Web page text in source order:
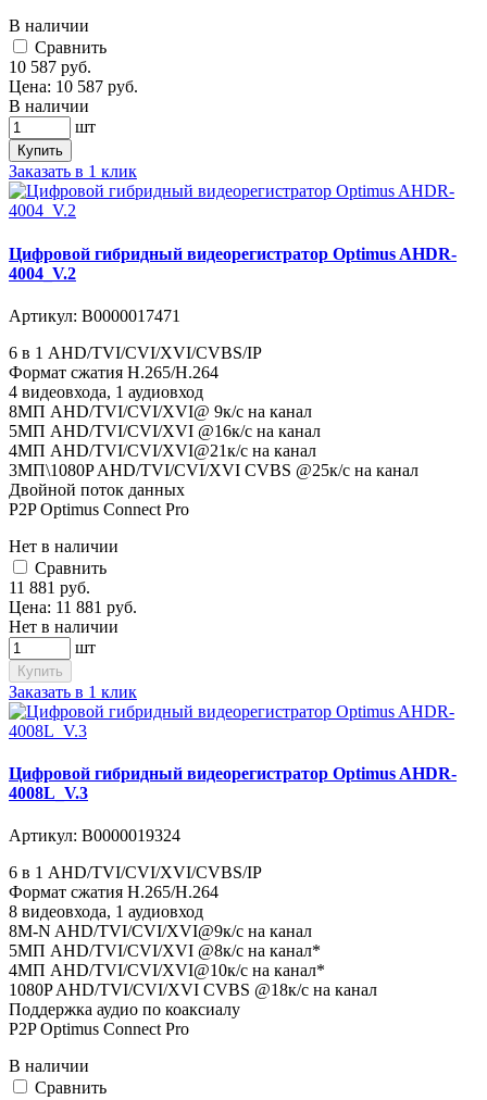
В наличии
Cравнить
10 587 руб.
Цена: 10 587 руб.
В наличии
шт
Купить
Заказать в 1 клик
Цифровой гибридный видеорегистратор Optimus AHDR-
4004_V.2
Артикул: В0000017471
6 в 1 AHD/TVI/CVI/XVI/CVBS/IP
Формат сжатия H.265/H.264
4 видеовхода, 1 аудиовход
8MП AHD/TVI/CVI/XVI@ 9к/с на канал
5MП AHD/TVI/CVI/XVI @16к/с на канал
4MП AHD/TVI/CVI/XVI@21к/с на канал
3MП\1080P AHD/TVI/CVI/XVI CVBS @25к/с на канал
Двойной поток данных
P2P Optimus Connect Pro
Нет в наличии
Cравнить
11 881 руб.
Цена: 11 881 руб.
Нет в наличии
шт
Купить
Заказать в 1 клик
Цифровой гибридный видеорегистратор Optimus AHDR-
4008L_V.3
Артикул: В0000019324
6 в 1 AHD/TVI/CVI/XVI/CVBS/IP
Формат сжатия H.265/H.264
8 видеовхода, 1 аудиовход
8M-N AHD/TVI/CVI/XVI@9к/с на канал
5MП AHD/TVI/CVI/XVI @8к/с на канал*
4MП AHD/TVI/CVI/XVI@10к/с на канал*
1080P AHD/TVI/CVI/XVI CVBS @18к/с на канал
Поддержка аудио по коаксиалу
P2P Optimus Connect Pro
В наличии
Cравнить